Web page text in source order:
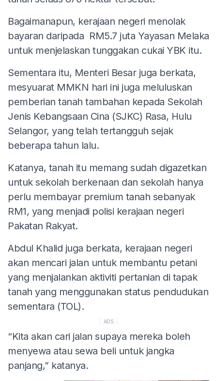
Bagaimanapun, kerajaan negeri menolak
bayaran daripada RM5.7 juta Yayasan Melaka
untuk menjelaskan tunggakan cukai YBK itu.
Sementara itu, Menteri Besar juga berkata,
mesyuarat MMKN hari ini juga meluluskan
pemberian tanah tambahan kepada Sekolah
Jenis Kebangsaan Cina (SJKC) Rasa, Hulu
Selangor, yang telah tertangguh sejak
beberapa tahun lalu.
Katanya, tanah itu memang sudah digazetkan
untuk sekolah berkenaan dan sekolah hanya
perlu membayar premium tanah sebanyak
RM1, yang menjadi polisi kerajaan negeri
Pakatan Rakyat.
Abdul Khalid juga berkata, kerajaan negeri
akan mencari jalan untuk membantu petani
yang menjalankan aktiviti pertanian di tapak
tanah yang menggunakan status pendudukan
sementara (TOL).
ADS
“Kita akan cari jalan supaya mereka boleh
menyewa atau sewa beli untuk jangka
panjang,” katanya.